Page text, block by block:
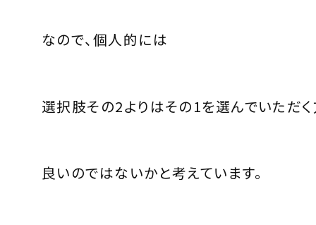
なので、個人的には
選択肢その2よりはその1を選んでいただ
良いのではないかと考えています。